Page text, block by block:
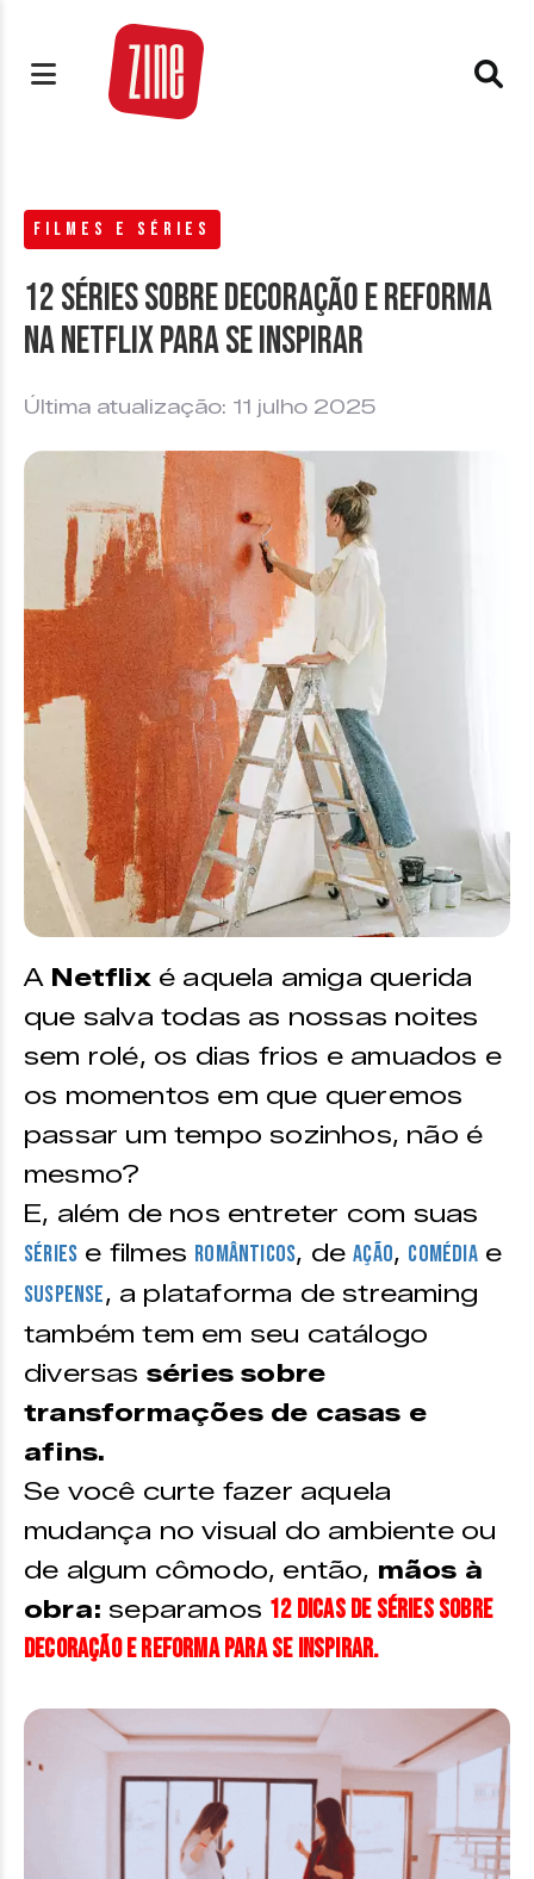
FILMES E SÉRIES
12 séries sobre decoração e reforma
na Netflix para se inspirar
Última atualização: 11 julho 2025
A Netflix é aquela amiga querida
que salva todas as nossas noites
sem rolé, os dias frios e amuados e
os momentos em que queremos
passar um tempo sozinhos, não é
mesmo?
E, além de nos entreter com suas
séries e filmes românticos, deação, comédiae
suspense, a plataforma de streaming
também tem em seu catálogo
diversas séries sobre
transformações de casas e
afins.
Se você curte fazer aquela
mudança no visual do ambiente ou
de algum cômodo, então, mãos à
obra: separamos 12 dicas de séries sobre
decoração e reforma para se inspirar.